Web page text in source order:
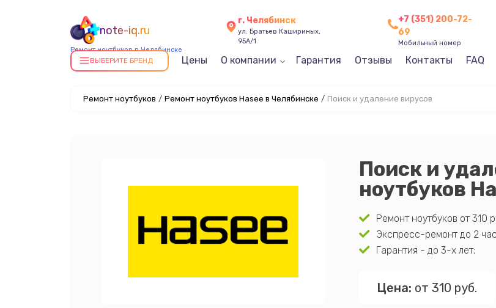
note-iq.ru
Ремонт ноутбуков в Челябинске
г. Челябинск
ул. Братьев Кашириных,
95А/1
+7 (351) 200-72-
69
Мобильный номер
ВЫБЕРИТЕ БРЕНД Цены О компании Гарантия Отзывы Контакты FAQ
Ремонт ноутбуков / Ремонт ноутбуков Hasee в Челябинске / Поиск и удаление вирусов
Поиск и
ноутбуков
Ремонт ноутбуков от 310
Экспресс-ремонт до 2
Гарантия - до 3-х лет;
Цена: от 310 руб.